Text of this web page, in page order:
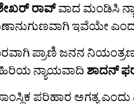
ರಾವ್‌ವಾದ ಮಂಡಿಸಿ
ಇವೆಯೇ
ಪ್ರಾಣಿ ಜನನ
ನ್ಯಾಯವಾದಿ ಶಾದನ್‌
ಪರಿಹಾರ ಅಗತ್ಯ